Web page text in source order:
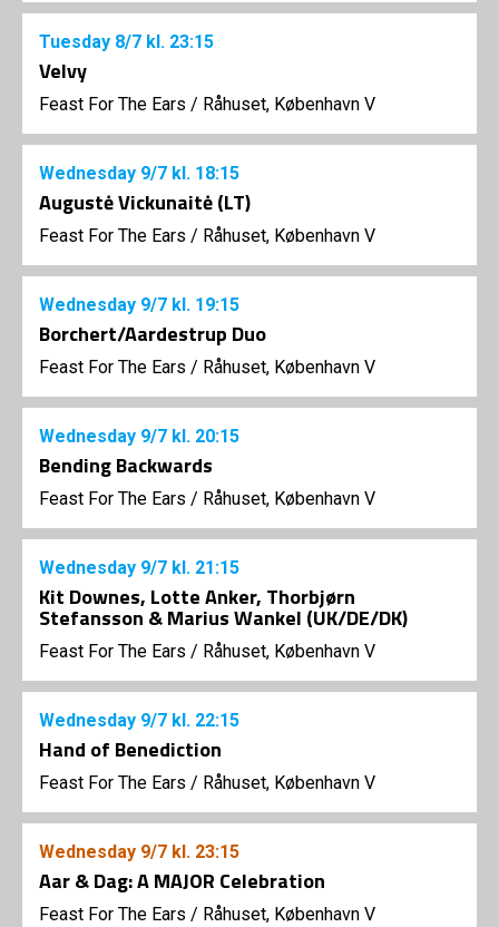
Tuesday 8/7 kl. 23:15
Velvy
Feast For The Ears / Råhuset, København V
Wednesday 9/7 kl. 18:15
Augustė Vickunaitė (LT)
Feast For The Ears / Råhuset, København V
Wednesday 9/7 kl. 19:15
Borchert/Aardestrup Duo
Feast For The Ears / Råhuset, København V
Wednesday 9/7 kl. 20:15
Bending Backwards
Feast For The Ears / Råhuset, København V
Wednesday 9/7 kl. 21:15
Kit Downes, Lotte Anker, Thorbjørn
Stefansson & Marius Wankel (UK/DE/DK)
Feast For The Ears / Råhuset, København V
Wednesday 9/7 kl. 22:15
Hand of Benediction
Feast For The Ears / Råhuset, København V
Wednesday 9/7 kl. 23:15
Aar & Dag: A MAJOR Celebration
Feast For The Ears / Råhuset, København V